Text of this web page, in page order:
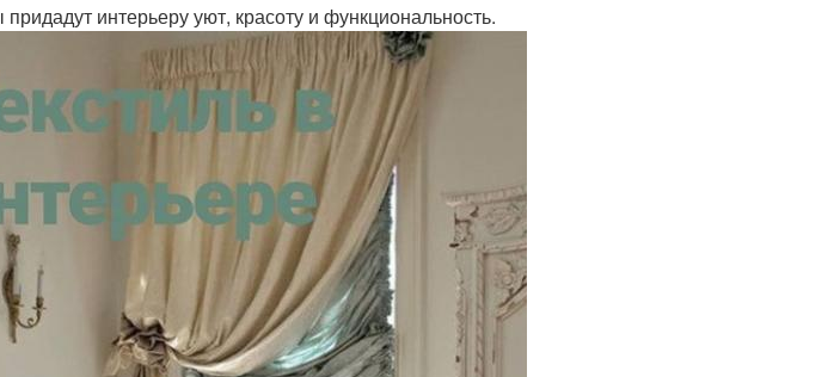
интерьеру уют, красоту и функциональность.